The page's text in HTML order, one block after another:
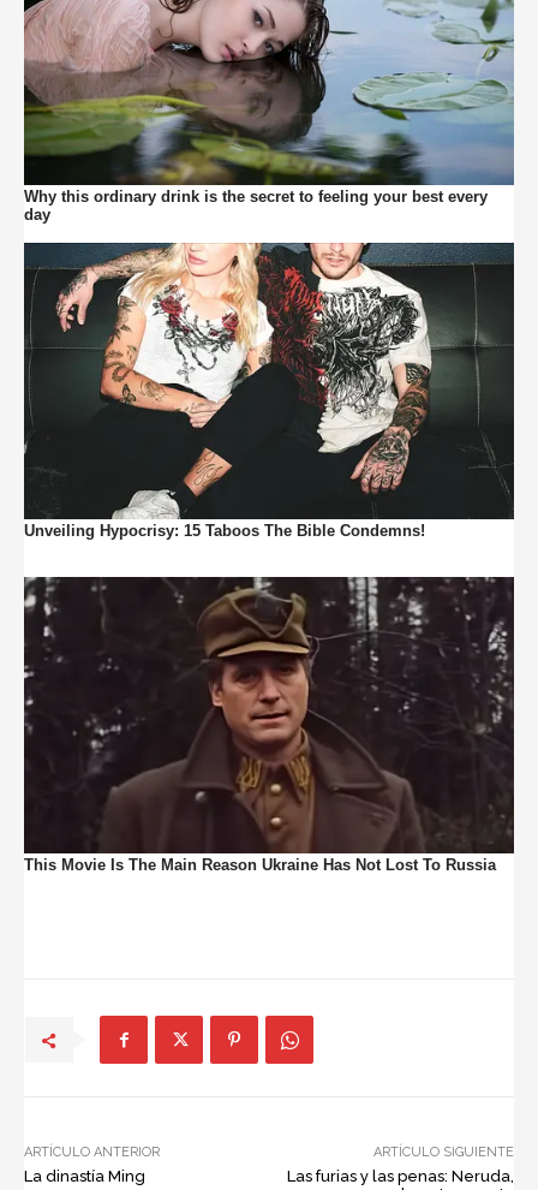
ARTÍCULO ANTERIOR
La dinastía Ming
ARTÍCULO SIGUIENTE
Las furias y las penas: Neruda,